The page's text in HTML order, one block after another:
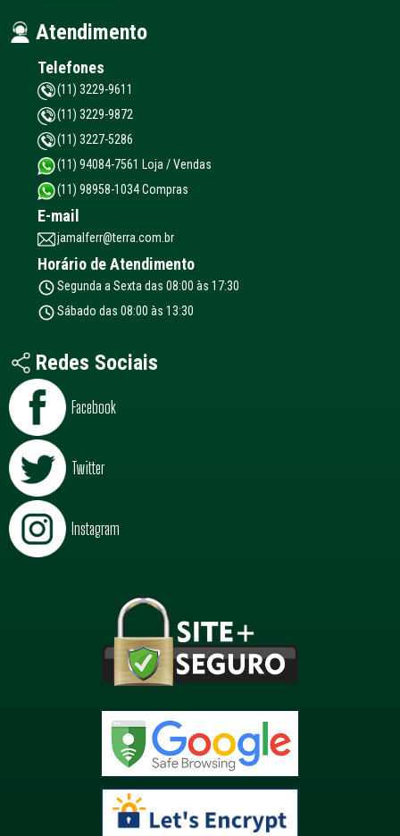
Atendimento
Telefones
(11) 3229-9611
(11) 3229-9872
(11) 3227-5286
(11) 94084-7561 Loja / Vendas
(11) 98958-1034 Compras
E-mail
jamalferr@terra.com.br
Horário de Atendimento
Segunda a Sexta das 08:00 às 17:30
Sábado das 08:00 às 13:30
Redes Sociais
Facebook
Twitter
Instagram